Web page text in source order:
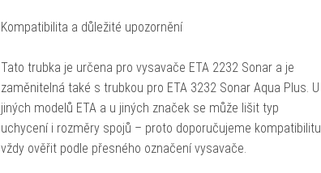
Kompatibilita a důležité upozornění
Tato trubka je určena pro vysavače ETA 2232 Sonar a je
zaměnitelná také s trubkou pro ETA 3232 Sonar Aqua Plus. U
jiných modelů ETA a u jiných značek se může lišit typ
uchycení i rozměry spojů – proto doporučujeme kompatibilitu
vždy ověřit podle přesného označení vysavače.